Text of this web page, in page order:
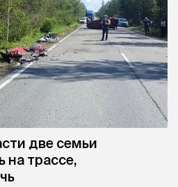
две семьи
на трассе,